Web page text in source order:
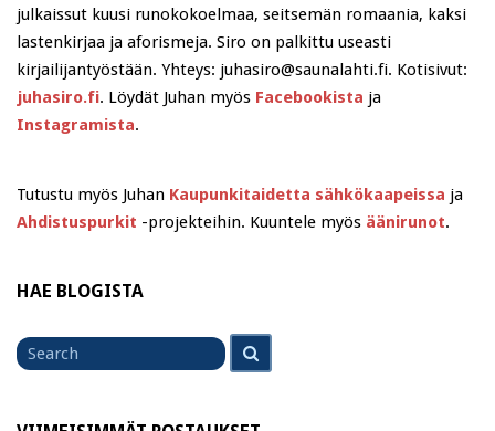
julkaissut kuusi runokokoelmaa, seitsemän romaania, kaksi
lastenkirjaa ja aforismeja. Siro on palkittu useasti
kirjailijantyöstään. Yhteys: juhasiro@saunalahti.fi. Kotisivut:
juhasiro.fi. Löydät Juhan myös Facebookista ja
Instagramista.
Tutustu myös Juhan Kaupunkitaidetta sähkökaapeissa ja
Ahdistuspurkit -projekteihin. Kuuntele myös äänirunot.
HAE BLOGISTA
Search
for